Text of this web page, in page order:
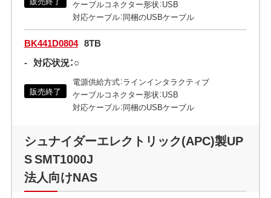
ケーブルコネクター形状：USB
対応ケーブル：同梱のUSBケーブル
BK441D0804 8TB
- 対応状況：○
販売終了
電源供給方式：ラインインタラクティブ
ケーブルコネクター形状：USB
対応ケーブル：同梱のUSBケーブル
シュナイダーエレクトリック(APC)製UP
S SMT1000J
法人向けNAS